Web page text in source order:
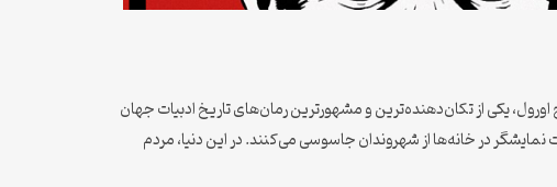
اورول، یکی از تکان‌دهنده‌ترین و مشهورترین رمان‌های تاریخ ادبیات جهان
در خانه‌ها از شهروندان جاسوسی می‌کنند. در این دنیا، مردم